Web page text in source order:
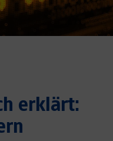
erklärt: